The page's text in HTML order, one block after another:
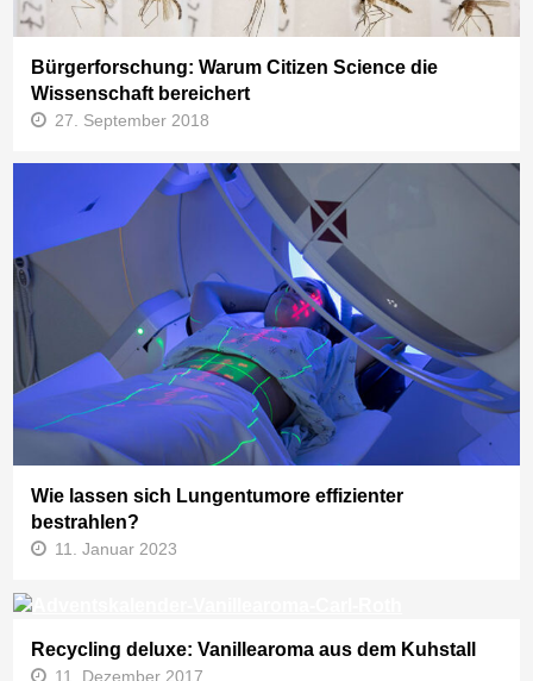
Bürgerforschung: Warum Citizen Science die
Wissenschaft bereichert
27. September 2018
Wie lassen sich Lungentumore effizienter
bestrahlen?
11. Januar 2023
Recycling deluxe: Vanillearoma aus dem Kuhstall
11. Dezember 2017